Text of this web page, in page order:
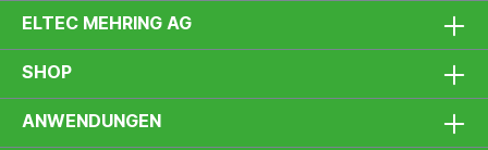
ELTEC MEHRING AG
SHOP
ANWENDUNGEN